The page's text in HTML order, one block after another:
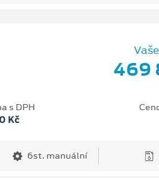
469
s DPH
Kč
6st. manuální